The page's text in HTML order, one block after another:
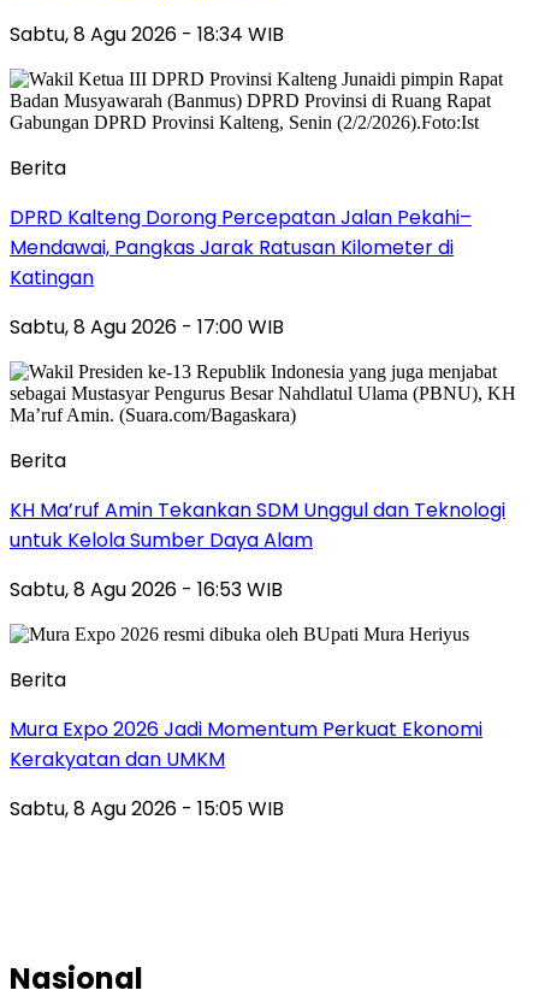
Sabtu, 8 Agu 2026 - 18:34 WIB
Berita
DPRD Kalteng Dorong Percepatan Jalan Pekahi–
Mendawai, Pangkas Jarak Ratusan Kilometer di
Katingan
Sabtu, 8 Agu 2026 - 17:00 WIB
Berita
KH Ma’ruf Amin Tekankan SDM Unggul dan Teknologi
untuk Kelola Sumber Daya Alam
Sabtu, 8 Agu 2026 - 16:53 WIB
Berita
Mura Expo 2026 Jadi Momentum Perkuat Ekonomi
Kerakyatan dan UMKM
Sabtu, 8 Agu 2026 - 15:05 WIB
Nasional